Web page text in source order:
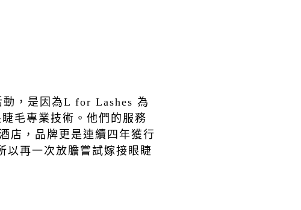
，是因為L for Lashes 為
毛專業技術。他們的服務
店，品牌更是連續四年獲行
以再一次放膽嘗試嫁接眼睫